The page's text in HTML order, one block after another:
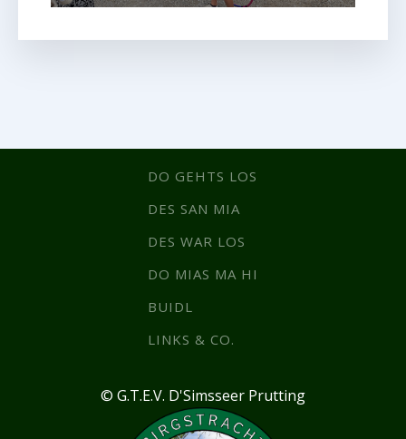
DO GEHTS LOS
DES SAN MIA
DES WAR LOS
DO MIAS MA HI
BUIDL
LINKS & CO.
© G.T.E.V. D'Simsseer Prutting